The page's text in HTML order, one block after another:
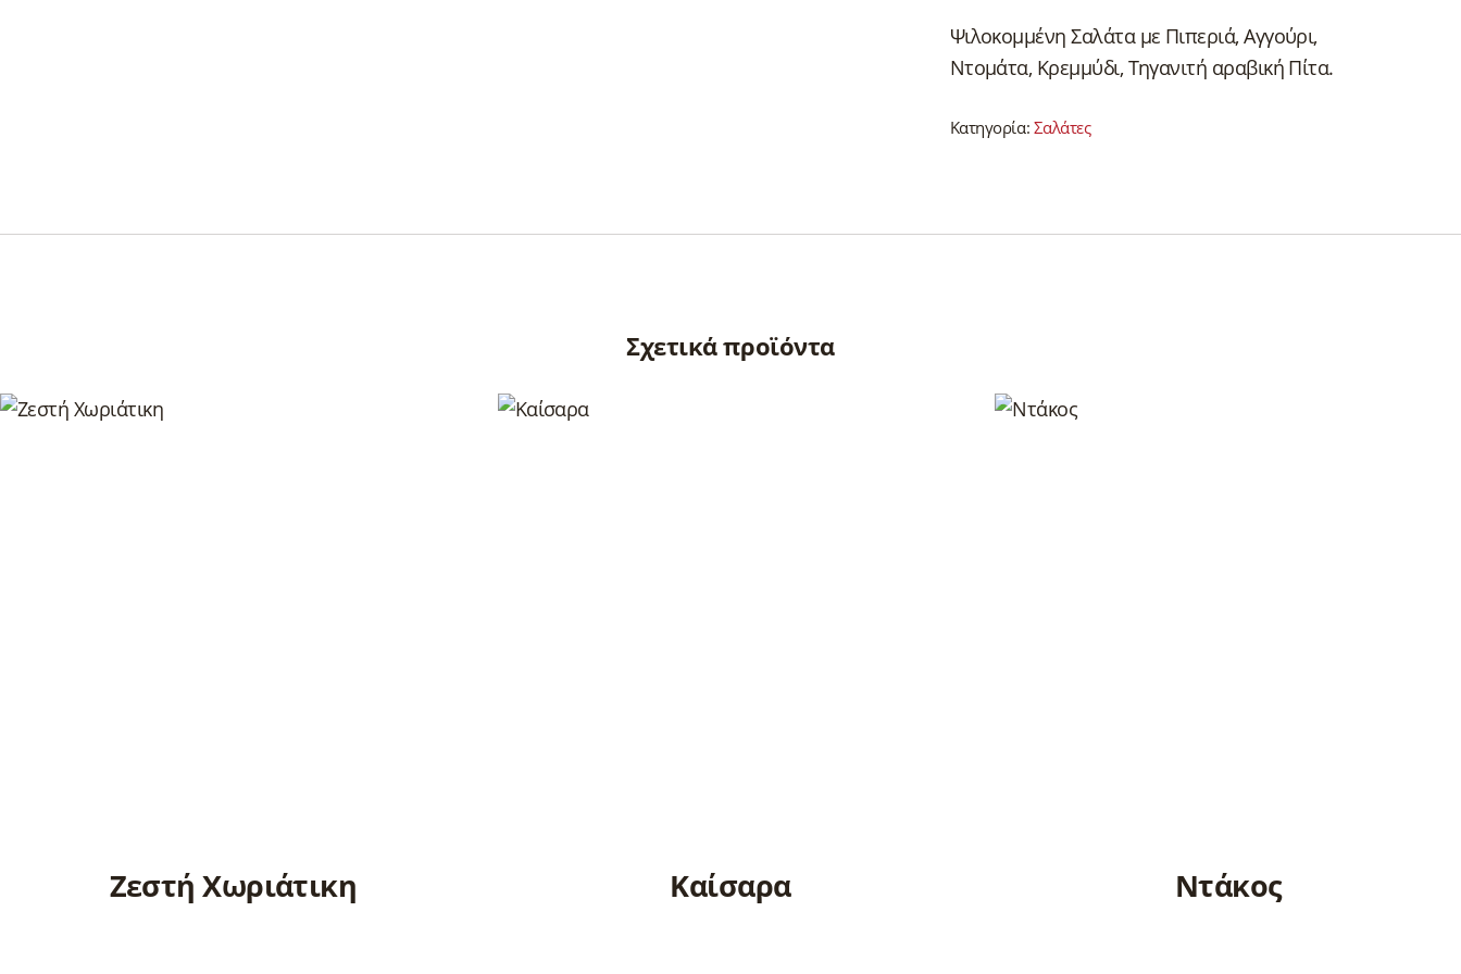
Ψιλοκομμένη Σαλάτα με Πιπεριά, Αγγούρι,
Ντομάτα, Κρεμμύδι, Τηγανιτή αραβική Πίτα.
Κατηγορία: Σαλάτες
Σχετικά προϊόντα
Ζεστή Χωριάτικη Καίσαρα Ντάκος